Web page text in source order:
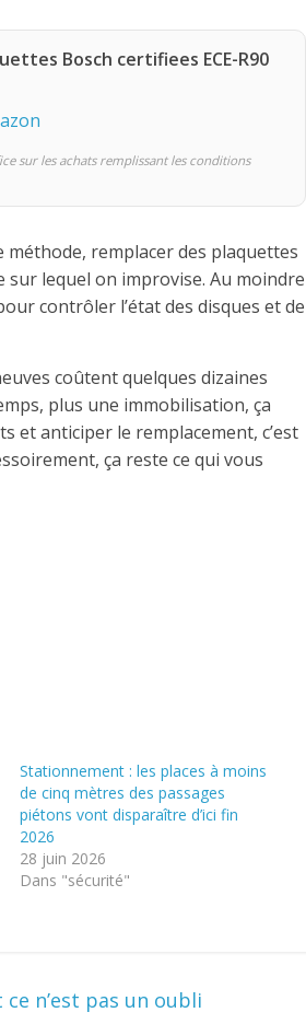
Bosch certifiees ECE-R90
sur les achats remplissant les conditions
méthode, remplacer des plaquettes
lequel on improvise. Au moindre
contrôler l’état des disques et de
coûtent quelques dizaines
plus une immobilisation, ça
et anticiper le remplacement, c’est
ça reste ce qui vous
Stationnement : les places à moins
de cinq mètres des passages
piétons vont disparaître d’ici fin
2026
28 juin 2026
Dans "sécurité"
n’est pas un oubli